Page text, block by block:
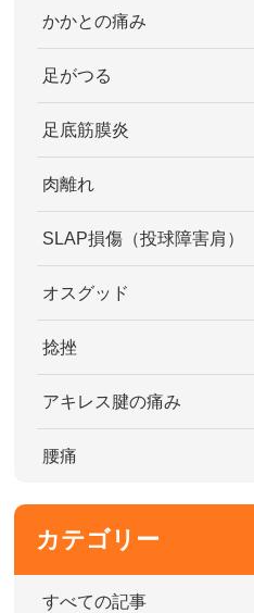
かかとの痛み
足がつる
足底筋膜炎
肉離れ
SLAP損傷（投球障害肩）
オスグッド
捻挫
アキレス腱の痛み
腰痛
カテゴリー
すべての記事